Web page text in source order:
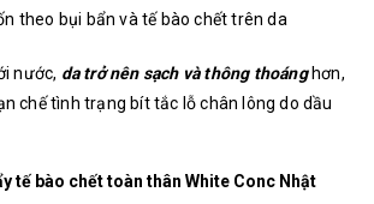
theo bụi bẩn và tế bào chết trên da
nước, da trở nên sạch và thông thoánghơn,
chế tình trạng bít tắc lỗ chân lông do dầu
tế bào chết toàn thân White Conc Nhật